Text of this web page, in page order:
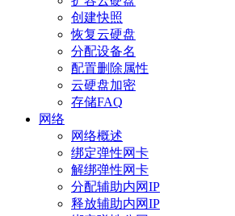
创建快照
恢复云硬盘
分配设备名
配置删除属性
云硬盘加密
存储FAQ
网络
网络概述
绑定弹性网卡
解绑弹性网卡
分配辅助内网IP
释放辅助内网IP